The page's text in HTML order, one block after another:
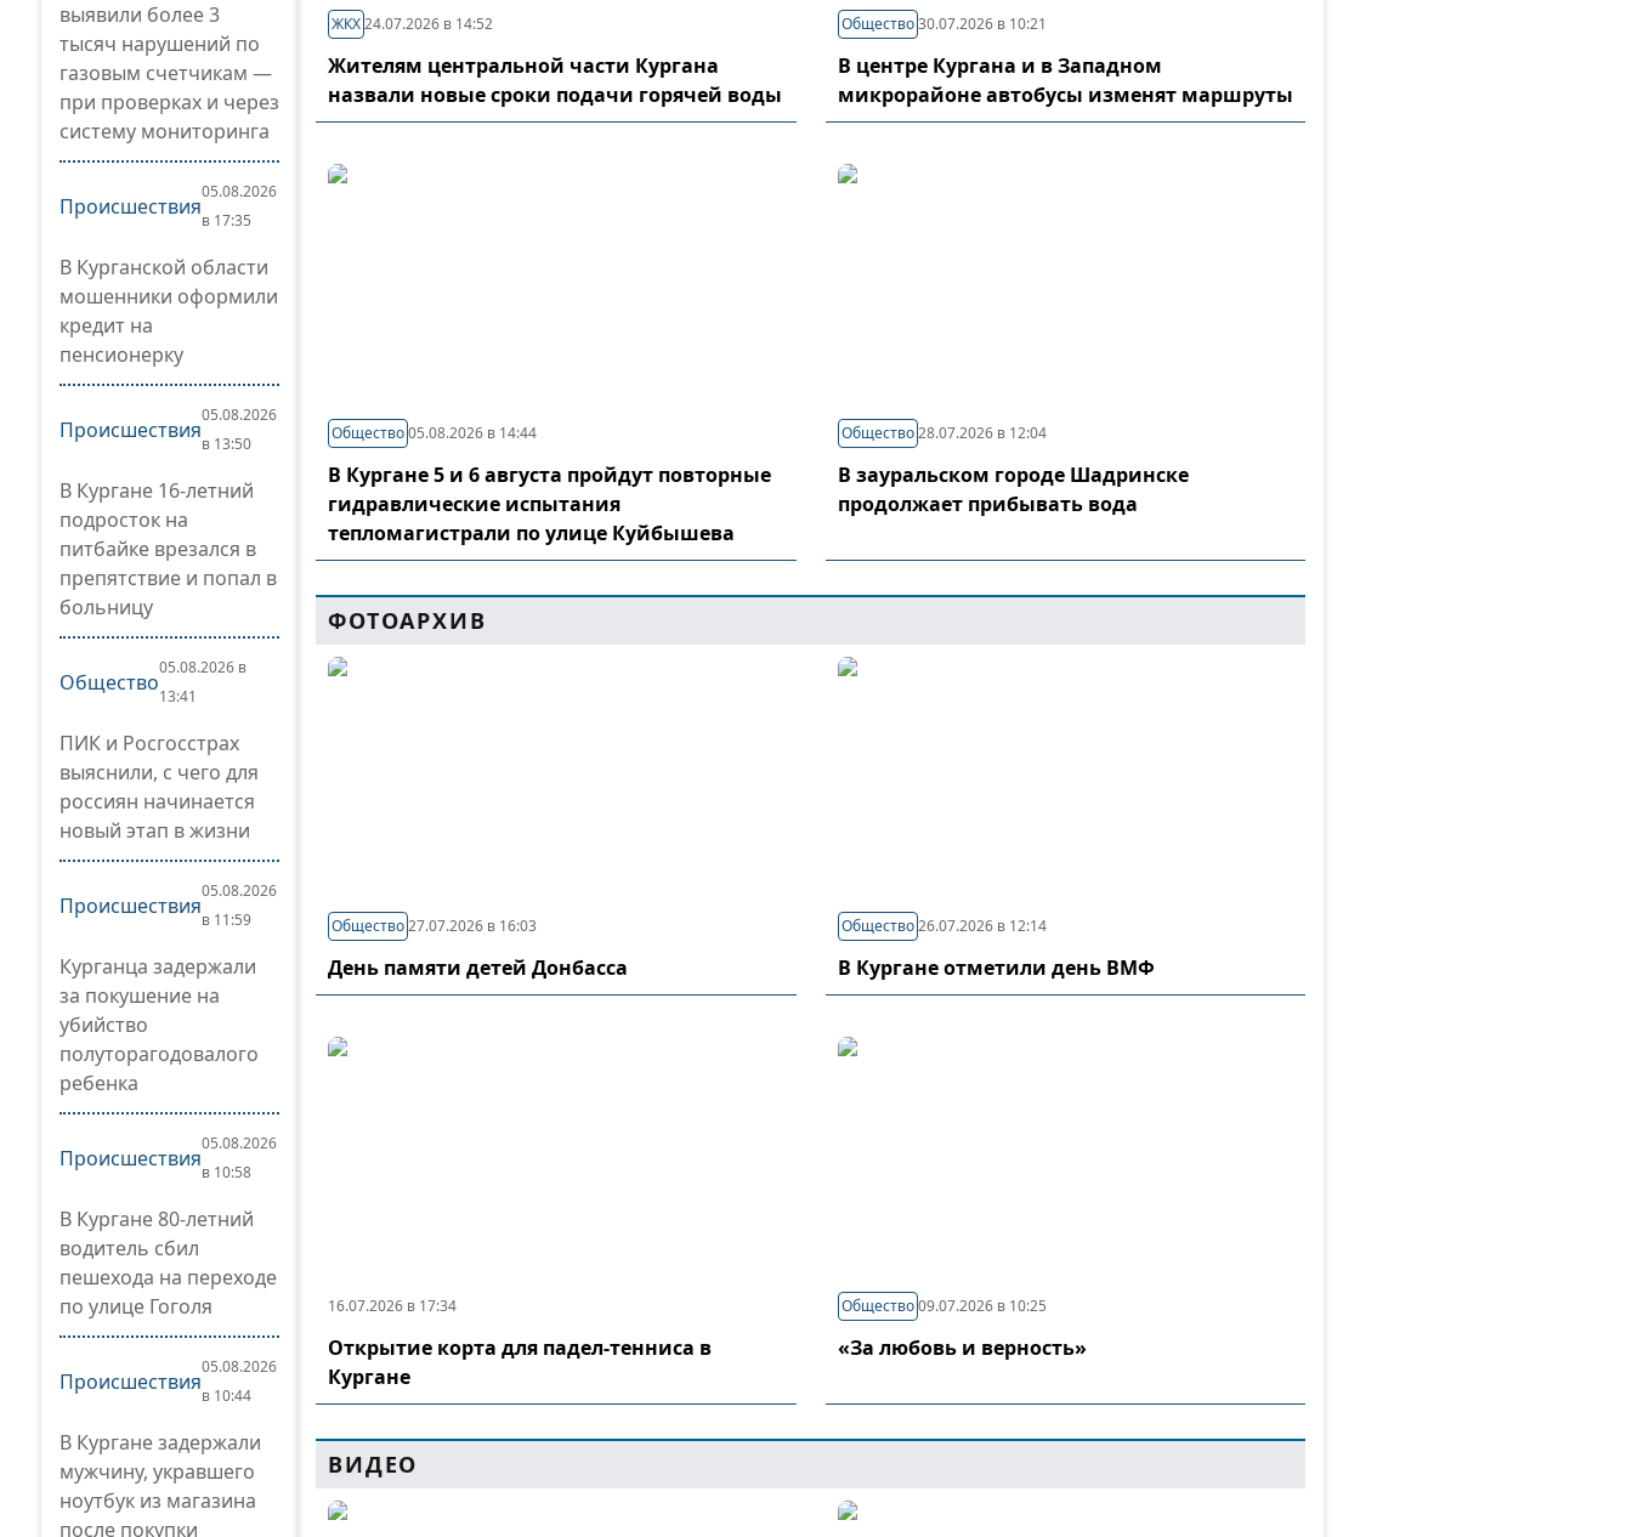
выявили более 3
тысяч нарушений по
газовым счетчикам —
при проверках и через
систему мониторинга
Происшествия
05.08.2026
в 17:35
В Курганской области
мошенники оформили
кредит на
пенсионерку
Происшествия
05.08.2026
в 13:50
В Кургане 16-летний
подросток на
питбайке врезался в
препятствие и попал в
больницу
Общество
05.08.2026 в
13:41
ПИК и Росгосстрах
выяснили, с чего для
россиян начинается
новый этап в жизни
Происшествия
05.08.2026
в 11:59
Курганца задержали
за покушение на
убийство
полуторагодовалого
ребенка
Происшествия
05.08.2026
в 10:58
В Кургане 80-летний
водитель сбил
пешехода на переходе
по улице Гоголя
Происшествия
05.08.2026
в 10:44
В Кургане задержали
мужчину, укравшего
ноутбук из магазина
после покупки
ЖКХ24.07.2026 в 14:52
Жителям центральной части Кургана
назвали новые сроки подачи горячей воды
Общество 30.07.2026 в 10:21
В центре Кургана и в Западном
микрорайоне автобусы изменят маршруты
Общество05.08.2026 в 14:44
В Кургане 5 и 6 августа пройдут повторные
гидравлические испытания
тепломагистрали по улице Куйбышева
Общество 28.07.2026 в 12:04
В зауральском городе Шадринске
продолжает прибывать вода
ФОТОАРХИВ
Общество27.07.2026 в 16:03
День памяти детей Донбасса
Общество 26.07.2026 в 12:14
В Кургане отметили день ВМФ
16.07.2026 в 17:34
Открытие корта для падел-тенниса в
Кургане
Общество 09.07.2026 в 10:25
«За любовь и верность»
ВИДЕО